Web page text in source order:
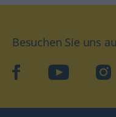
Besuchen Sie uns
facebookYouTube